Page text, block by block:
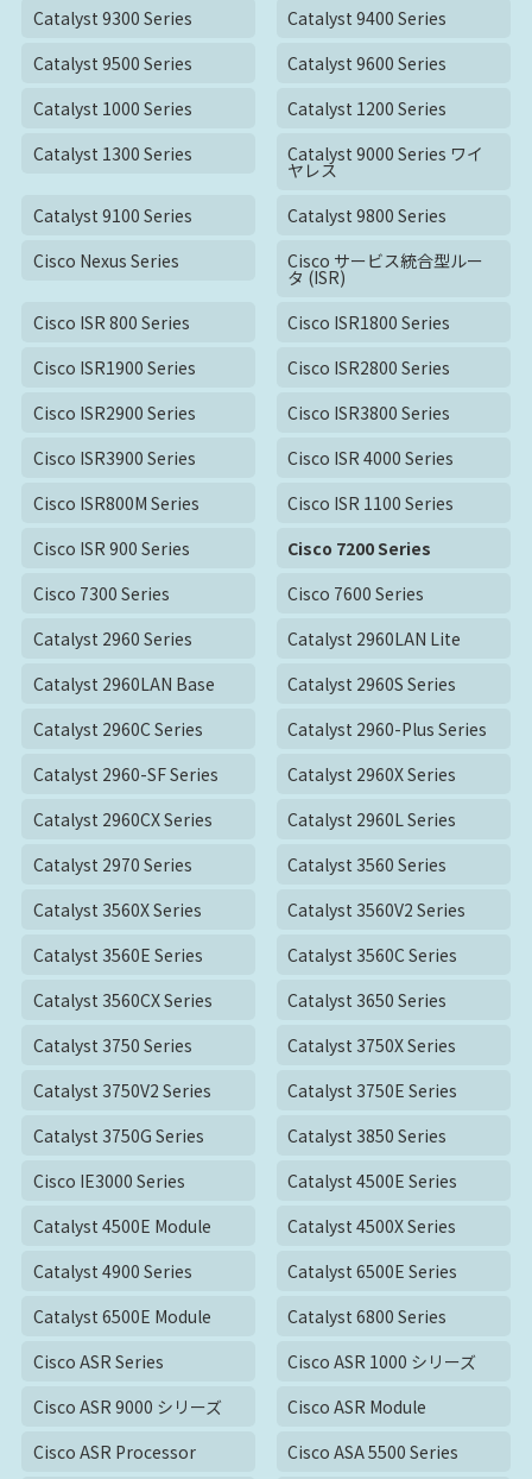
Catalyst 9300 Series
Catalyst 9400 Series
Catalyst 9500 Series
Catalyst 9600 Series
Catalyst 1000 Series
Catalyst 1200 Series
Catalyst 1300 Series
Catalyst 9000 Series ワイ
ヤレス
Catalyst 9100 Series
Catalyst 9800 Series
Cisco Nexus Series
Cisco サービス統合型ルー
タ (ISR)
Cisco ISR 800 Series
Cisco ISR1800 Series
Cisco ISR1900 Series
Cisco ISR2800 Series
Cisco ISR2900 Series
Cisco ISR3800 Series
Cisco ISR3900 Series
Cisco ISR 4000 Series
Cisco ISR800M Series
Cisco ISR 1100 Series
Cisco ISR 900 Series
Cisco 7200 Series
Cisco 7300 Series
Cisco 7600 Series
Catalyst 2960 Series
Catalyst 2960LAN Lite
Catalyst 2960LAN Base
Catalyst 2960S Series
Catalyst 2960C Series
Catalyst 2960-Plus Series
Catalyst 2960-SF Series
Catalyst 2960X Series
Catalyst 2960CX Series
Catalyst 2960L Series
Catalyst 2970 Series
Catalyst 3560 Series
Catalyst 3560X Series
Catalyst 3560V2 Series
Catalyst 3560E Series
Catalyst 3560C Series
Catalyst 3560CX Series
Catalyst 3650 Series
Catalyst 3750 Series
Catalyst 3750X Series
Catalyst 3750V2 Series
Catalyst 3750E Series
Catalyst 3750G Series
Catalyst 3850 Series
Cisco IE3000 Series
Catalyst 4500E Series
Catalyst 4500E Module
Catalyst 4500X Series
Catalyst 4900 Series
Catalyst 6500E Series
Catalyst 6500E Module
Catalyst 6800 Series
Cisco ASR Series
Cisco ASR 1000 シリーズ
Cisco ASR 9000 シリーズ
Cisco ASR Module
Cisco ASR Processor
Cisco ASA 5500 Series